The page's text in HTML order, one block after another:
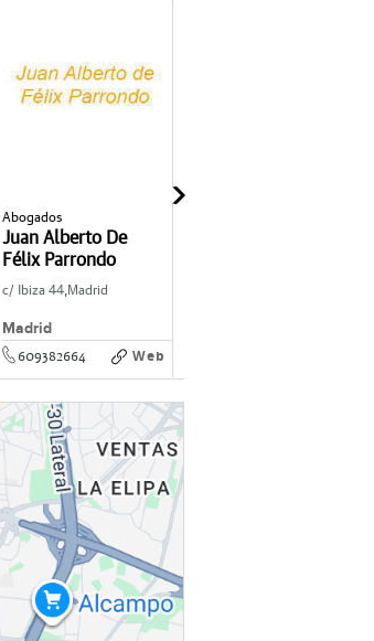
Abogados
Juan Alberto De
Félix Parrondo
Madrid
c/ Ibiza 44, Madrid
609382664 Web